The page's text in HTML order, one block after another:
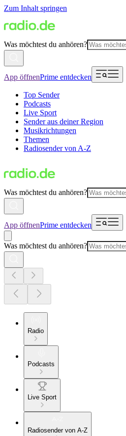
Zum Inhalt springen
Was möchtest du anhören?
App öffnenPrime entdecken
Top Sender
Podcasts
Live Sport
Sender aus deiner Region
Musikrichtungen
Themen
Radiosender von A-Z
Was möchtest du anhören?
App öffnenPrime entdecken
Was möchtest du anhören?
Radio
Podcasts
Live Sport
Radiosender von A-Z